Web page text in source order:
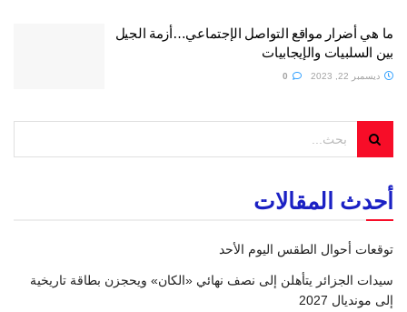
ما هي أضرار مواقع التواصل الإجتماعي…أزمة الجيل
بين السلبيات والإيجابيات
ديسمبر 22, 2023
أحدث المقالات
توقعات أحوال الطقس اليوم الأحد
سيدات الجزائر يتأهلن إلى نصف نهائي «الكان» ويحجزن بطاقة تاريخية
إلى مونديال 2027